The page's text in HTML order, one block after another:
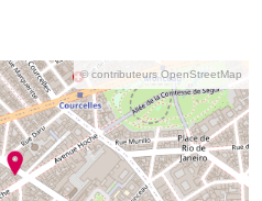
© contributeurs OpenStreetMap